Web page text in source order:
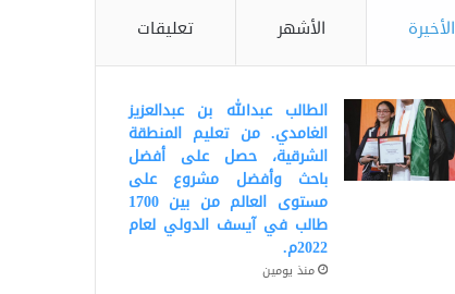
الأخيرة الأشهر تعليقات
الطالب عبدالله بن عبدالعزيز
الغامدي. من تعليم المنطقة
الشرقية، حصل على أفضل
باحث وأفضل مشروع على
مستوى العالم من بين 1700
طالب في آيسف الدولي لعام
2022م.
منذ يومين